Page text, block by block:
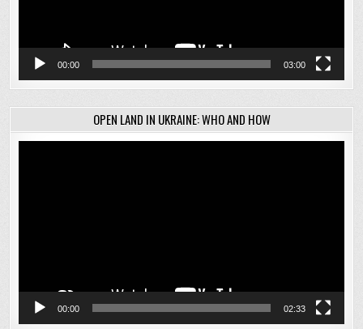
00:00 03:00
OPEN LAND IN UKRAINE: WHO AND HOW
00:00 02:33